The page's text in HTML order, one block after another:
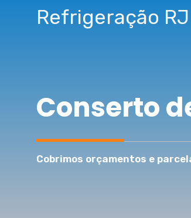
Refrigeração RJ
Conserto
Cobrimos orçamentos e